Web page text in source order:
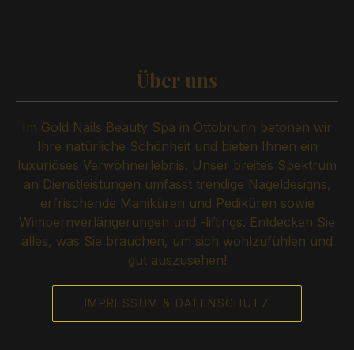
Über uns
Im Gold Nails Beauty Spa in Ottobrunn betonen wir
Ihre natürliche Schönheit und bieten Ihnen ein
luxuriöses Verwöhnerlebnis. Unser breites Spektrum
an Dienstleistungen umfasst trendige Nageldesigns,
erfrischende Maniküren und Pediküren sowie
Wimpernverlängerungen und -liftings. Entdecken Sie
alles, was Sie brauchen, um sich wohlzufühlen und
gut auszusehen!
IMPRESSUM & DATENSCHUTZ